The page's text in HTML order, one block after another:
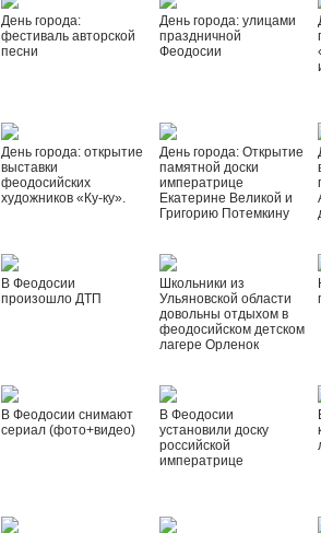
День города:
фестиваль авторской
песни
День города: улицами
праздничной
Феодосии
День города: открытие
выставки
феодосийских
художников «Ку-ку».
День города: Открытие
памятной доски
императрице
Екатерине Великой и
Григорию Потемкину
В Феодосии
произошло ДТП
Школьники из
Ульяновской области
довольны отдыхом в
феодосийском детском
лагере Орленок
В Феодосии снимают
сериал (фото+видео)
В Феодосии
установили доску
российской
императрице